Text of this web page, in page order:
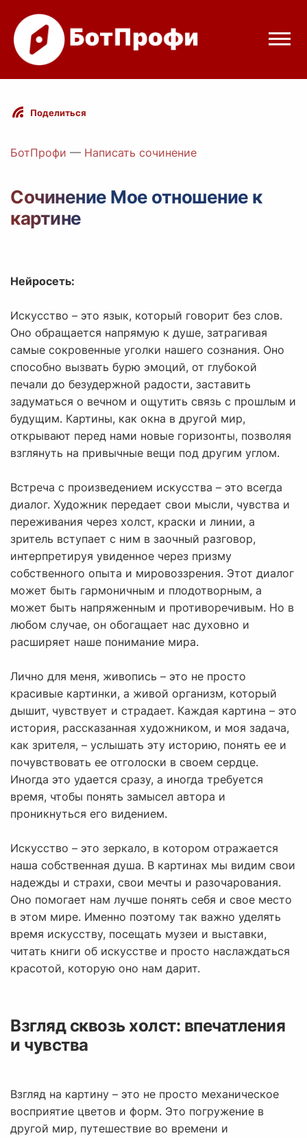
Режимы бота
Цены
Вход с Telegram
Поделиться
БотПрофи — Написать сочинение
Сочинение Мое отношение к
картине
Нейросеть:
Искусство – это язык, который говорит без слов.
Оно обращается напрямую к душе, затрагивая
самые сокровенные уголки нашего сознания. Оно
способно вызвать бурю эмоций, от глубокой
печали до безудержной радости, заставить
задуматься о вечном и ощутить связь с прошлым и
будущим. Картины, как окна в другой мир,
открывают перед нами новые горизонты, позволяя
взглянуть на привычные вещи под другим углом.
Встреча с произведением искусства – это всегда
диалог. Художник передает свои мысли, чувства и
переживания через холст, краски и линии, а
зритель вступает с ним в заочный разговор,
интерпретируя увиденное через призму
собственного опыта и мировоззрения. Этот диалог
может быть гармоничным и плодотворным, а
может быть напряженным и противоречивым. Но в
любом случае, он обогащает нас духовно и
расширяет наше понимание мира.
Лично для меня, живопись – это не просто
красивые картинки, а живой организм, который
дышит, чувствует и страдает. Каждая картина – это
история, рассказанная художником, и моя задача,
как зрителя, – услышать эту историю, понять ее и
почувствовать ее отголоски в своем сердце.
Иногда это удается сразу, а иногда требуется
время, чтобы понять замысел автора и
проникнуться его видением.
Искусство – это зеркало, в котором отражается
наша собственная душа. В картинах мы видим свои
надежды и страхи, свои мечты и разочарования.
Оно помогает нам лучше понять себя и свое место
в этом мире. Именно поэтому так важно уделять
время искусству, посещать музеи и выставки,
читать книги об искусстве и просто наслаждаться
красотой, которую оно нам дарит.
Взгляд сквозь холст: впечатления
и чувства
Взгляд на картину – это не просто механическое
восприятие цветов и форм. Это погружение в
другой мир, путешествие во времени и